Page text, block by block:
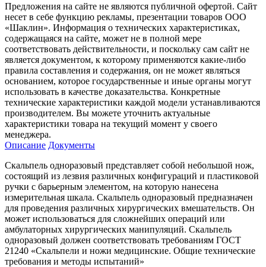
Предложения на сайте не являются публичной офертой. Сайт
несет в себе функцию рекламы, презентации товаров ООО
«Шаклин». Информация о технических характеристиках,
содержащаяся на сайте, может не в полной мере
соответствовать действительности, и поскольку сам сайт не
является документом, к которому применяются какие-либо
правила составления и содержания, он не может являться
основанием, которое государственные и иные органы могут
использовать в качестве доказательства. Конкретные
технические характеристики каждой модели устанавливаются
производителем. Вы можете уточнить актуальные
характеристики товара на текущий момент у своего
менеджера.
Описание Документы
Скальпель одноразовый представляет собой небольшой нож,
состоящий из лезвия различных конфигураций и пластиковой
ручки с барьерным элементом, на которую нанесена
измерительная шкала. Скальпель одноразовый предназначен
для проведения различных хирургических вмешательств. Он
может использоваться для сложнейших операций или
амбулаторных хирургических манипуляций. Скальпель
одноразовый должен соответствовать требованиям ГОСТ
21240 «Скальпели и ножи медицинские. Общие технические
требования и методы испытаний»